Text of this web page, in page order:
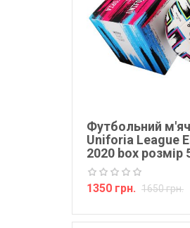
Футбольний
Uniforia League
2020 box розмір
1350 грн. 1650 грн.